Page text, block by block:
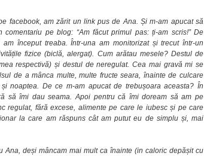
facebook, am zărit un link pus de Ana. Și m-am apucat să
pe blog: “Am făcut primul pas: ți-am scris!” De
început treaba. Într-una am monitorizat și trecut într-un
fizice (biclă, alergat). Cum arătau mesele? Destul de
respectivă) și destul de neregulat. Cea mai gravă mi se
de a mânca multe, multe fructe seara, înainte de culcare
noaptea. De ce m-am apucat de trebușoara aceasta? În
să îmi dau seama. Apoi pentru că îmi doream să am pe
regulat, fără excese, alimente pe care le iubesc și pe care
la care am răspuns cât am putut eu de simplu și, mai
Ana, deși mâncam mai mult ca înainte (in caloric depășit cu